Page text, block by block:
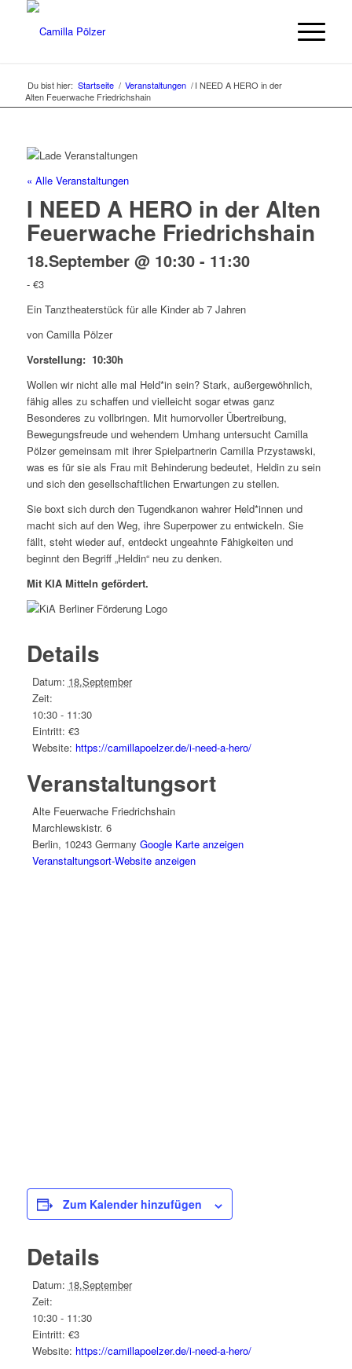
Du bist hier: Startseite / Veranstaltungen / I NEED A HERO in der
Alten Feuerwache Friedrichshain
« Alle Veranstaltungen
I NEED A HERO in der Alten
Feuerwache Friedrichshain
18.September @ 10:30- 11:30
- €3
Ein Tanztheaterstück für alle Kinder ab 7 Jahren
von Camilla Pölzer
Vorstellung: 10:30h
Wollen wir nicht alle mal Held*in sein? Stark, außergewöhnlich,
fähig alles zu schaffen und vielleicht sogar etwas ganz
Besonderes zu vollbringen. Mit humorvoller Übertreibung,
Bewegungsfreude und wehendem Umhang untersucht Camilla
Pölzer gemeinsam mit ihrer Spielpartnerin Camilla Przystawski,
was es für sie als Frau mit Behinderung bedeutet, Heldin zu sein
und sich den gesellschaftlichen Erwartungen zu stellen.
Sie boxt sich durch den Tugendkanon wahrer Held*innen und
macht sich auf den Weg, ihre Superpower zu entwickeln. Sie
fällt, steht wieder auf, entdeckt ungeahnte Fähigkeiten und
beginnt den Begriff „Heldin“ neu zu denken.
Mit KIA Mitteln gefördert.
Details
Datum: 18.September
Zeit:
10:30 - 11:30
Eintritt: €3
Website: https://camillapoelzer.de/i-need-a-hero/
Veranstaltungsort
Alte Feuerwache Friedrichshain
Marchlewskistr. 6
Berlin, 10243 Germany Google Karte anzeigen
Veranstaltungsort-Website anzeigen
Zum Kalender hinzufügen
Details
Datum: 18.September
Zeit:
10:30 - 11:30
Eintritt: €3
Website: https://camillapoelzer.de/i-need-a-hero/